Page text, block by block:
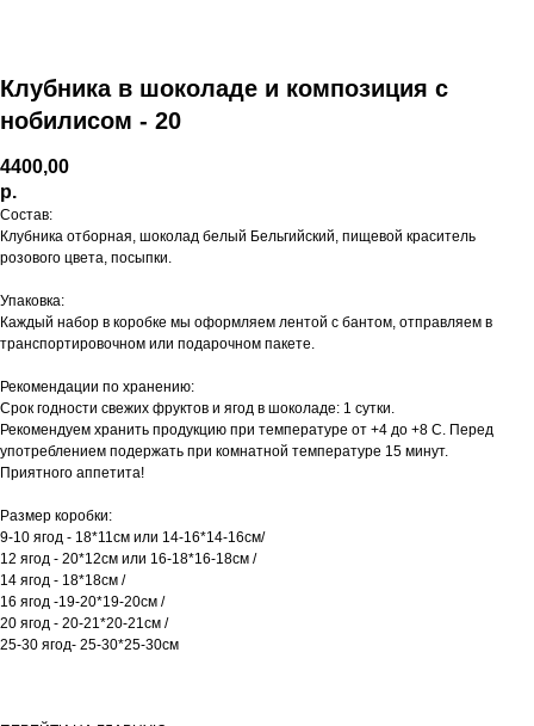
Клубника в шоколаде и композиция с
нобилисом - 20
4400,00
р.
Состав:
Клубника отборная, шоколад белый Бельгийский, пищевой краситель
розового цвета, посыпки.
Упаковка:
Каждый набор в коробке мы оформляем лентой с бантом, отправляем в
транспортировочном или подарочном пакете.
Рекомендации по хранению:
Срок годности свежих фруктов и ягод в шоколаде: 1 сутки.
Рекомендуем хранить продукцию при температуре от +4 до +8 С. Перед
употреблением подержать при комнатной температуре 15 минут.
​Приятного аппетита!
Размер коробки:
9-10 ягод - 18*11см или 14-16*14-16см/
12 ягод - 20*12см или 16-18*16-18см /
14 ягод - 18*18см /
16 ягод -19-20*19-20см /
20 ягод - 20-21*20-21см /
25-30 ягод- 25-30*25-30см